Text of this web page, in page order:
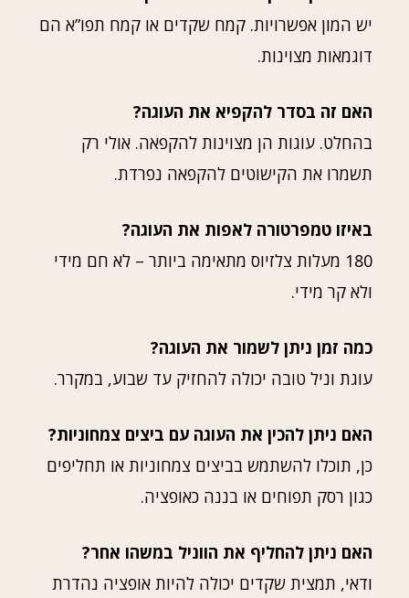
יש המון אפשרויות. קמח שקדים או קמח תפו”א הם
דוגמאות מצוינות.
האם זה בסדר להקפיא את העוגה?
בהחלט. עוגות הן מצוינות להקפאה. אולי רק
תשמרו את הקישוטים להקפאה נפרדת.
באיזו טמפרטורה לאפות את העוגה?
180 מעלות צלזיוס מתאימה ביותר – לא חם מידי
ולא קר מידי.
כמה זמן ניתן לשמור את העוגה?
עוגת וניל טובה יכולה להחזיק עד שבוע, במקרר.
האם ניתן להכין את העוגה עם ביצים צמחוניות?
כן, תוכלו להשתמש בביצים צמחוניות או תחליפים
כגון רסק תפוחים או בננה כאופציה.
האם ניתן להחליף את הווניל במשהו אחר?
ודאי, תמצית שקדים יכולה להיות אופציה נהדרת